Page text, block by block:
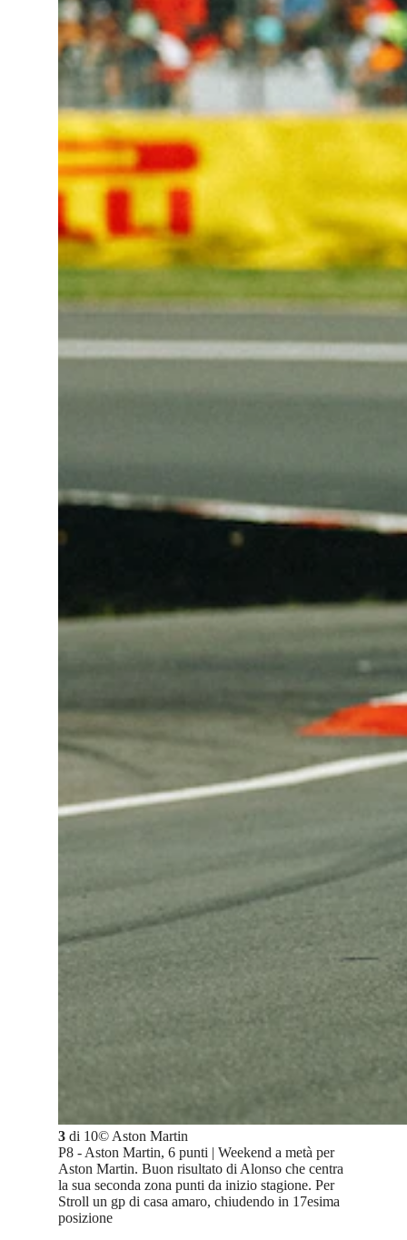
3 di 10© Aston Martin
P8 - Aston Martin, 6 punti | Weekend a metà per
Aston Martin. Buon risultato di Alonso che centra
la sua seconda zona punti da inizio stagione. Per
Stroll un gp di casa amaro, chiudendo in 17esima
posizione